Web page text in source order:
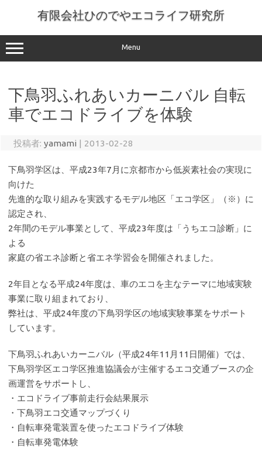
へ
ス
有限会社ひのでやエコライフ研究所
Menu
下鳥羽ふれあいカーニバル 自転
車でエコドライブを体験
投稿者: yamami | 2013-02-28
下鳥羽学区は、平成23年7月に京都市から低炭素社会の実現に
向けた
先進的な取り組みを実践するモデル地区「エコ学区」（※）に
認定され、
2年間のモデル事業として、平成23年度は「うちエコ診断」に
よる
家庭の省エネ診断と省エネ学習会を開催されました。
2年目となる平成24年度は、車のエコを主なテーマに地域実験
事業に取り組まれており、
弊社は、平成24年度の下鳥羽学区の地域実験事業をサポート
しています。
下鳥羽ふれあいカーニバル（平成24年11月11日開催）では、
下鳥羽学区エコ学区推進協議会が主催するエコ交通ブースの企
画運営をサポートし、
・エコドライブ事前走行会結果展示
・下鳥羽エコ交通マップづくり
・自転車発電装置を使ったエコドライブ体験
・自転車発電体験